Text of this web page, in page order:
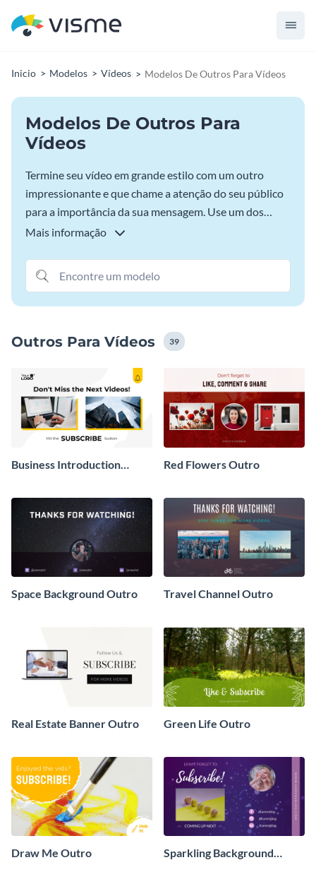
Inicio Modelos Vídeos Modelos De Outros Para Vídeos
Modelos De Outros Para
Vídeos
Termine seu vídeo em grande estilo com um outro
impressionante e que chame a atenção do seu público
para a importância da sua mensagem. Use um dos
modelos de outro para Vídeos da Visme e crie, em
para seus vídeos do YouTube. Basta escolher um
modelo, personalizá-lo, baixá-lo como um clipe de alta
qualidade e adicioná-lo aos seus vídeos. Com a Visme é
Mais informação
Outros Para Vídeos 39
Business Introduction
Red Flowers Outro
Space Background Outro Travel Channel Outro
Real Estate Banner Outro Green Life Outro
Draw Me Outro
Sparkling Background